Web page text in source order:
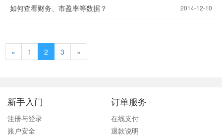
如何查看财务、市盈率等数据？ 2014-12-10
« 1 2 3 »
新手入门
注册与登录
账户安全
订单服务
在线支付
退款说明